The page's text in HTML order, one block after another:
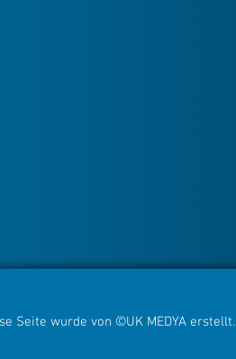
Seite wurde von ©UK MEDYA erstellt.